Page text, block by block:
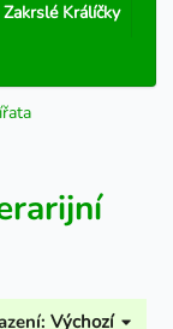
Králíčky
Výchozí